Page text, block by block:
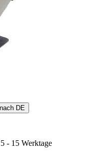
DE
- 15 Werktage